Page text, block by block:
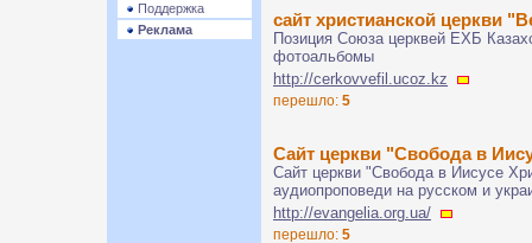
Поддержка
Реклама
сайт христианской церкви
Позиция Союза церквей ЕХБ
фотоальбомы
http://cerkovvefil.ucoz.kz
перешло: 5
Сайт церкви "Свобода в
Сайт церкви "Свобода в Иисусе
аудиопроповеди на русском и
http://evangelia.org.ua/
перешло: 5